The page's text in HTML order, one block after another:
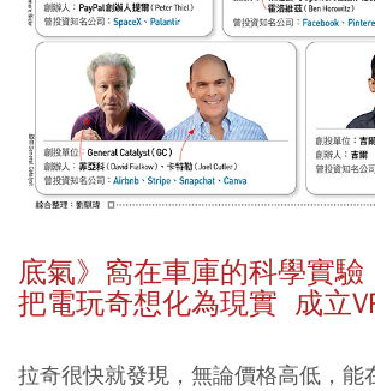
底氣》窩在車庫的科學實驗
把電玩奇想化為現實 成立
拉奇很快就發現，無論價格高低，能